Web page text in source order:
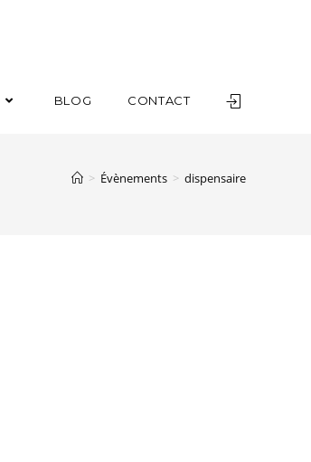
BLOG CONTACT
> Évènements > dispensaire